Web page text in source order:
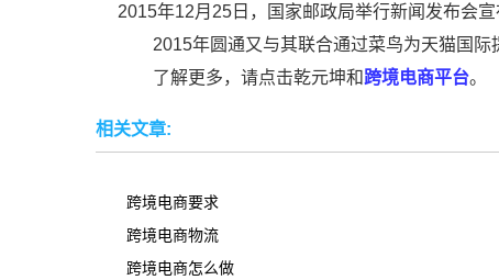
2015年12月25日，国家邮政局举行新闻发布会
2015年圆通又与其联合通过菜鸟为天猫国际
了解更多，请点击乾元坤和跨境电商平台。
相关文章:
跨境电商要求
跨境电商物流
跨境电商怎么做